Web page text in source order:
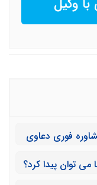
وکیل
فوری دعاوی